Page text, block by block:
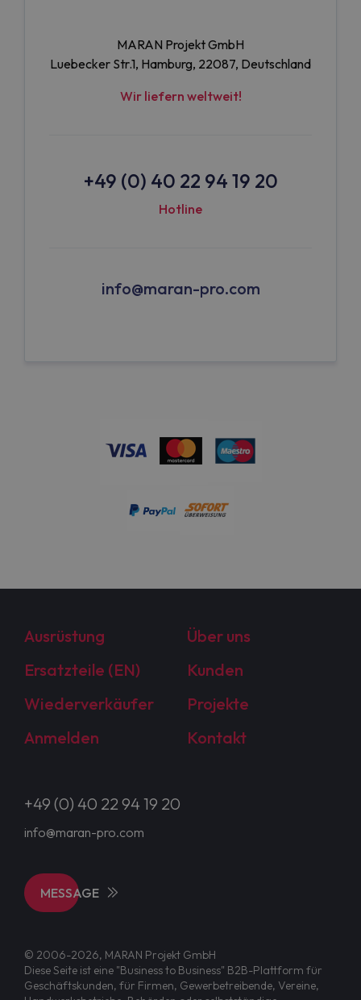
MARAN Projekt GmbH
Luebecker Str.1, Hamburg, 22087, Deutschland
Wir liefern weltweit!
+49 (0) 40 22 94 19 20
Hotline
info@maran-pro.com
Ausrüstung
Über uns
Ersatzteile (EN)
Kunden
Wiederverkäufer
Projekte
Anmelden
Kontakt
+49 (0) 40 22 94 19 20
info@maran-pro.com
MESSAGE
© 2006-2026, MARAN Projekt GmbH
Diese Seite ist eine "Business to Business" B2B-Plattform für
Geschäftskunden, für Firmen, Gewerbetreibende, Vereine,